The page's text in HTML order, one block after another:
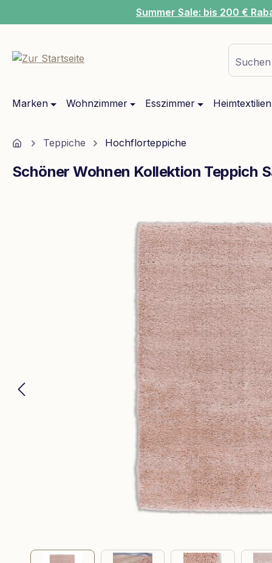
Zur Hauptnavigation springenSummer Sale: bis 200 €
Marken Wohnzimmer Esszimmer Heimtextilien
HomeTeppiche Hochflorteppiche
Schöner Wohnen Kollektion Teppich